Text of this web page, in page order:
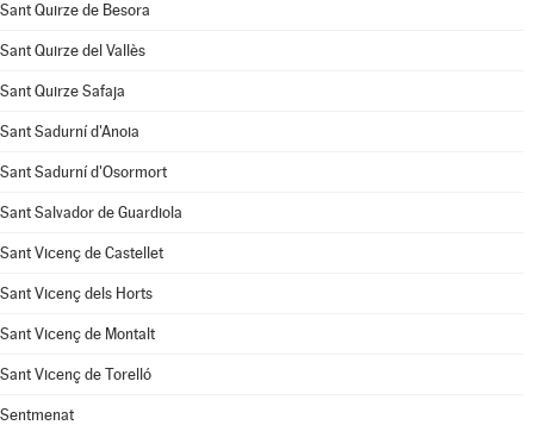
Sant Quirze de Besora
Sant Quirze del Vallès
Sant Quirze Safaja
Sant Sadurní d'Anoia
Sant Sadurní d'Osormort
Sant Salvador de Guardiola
Sant Vicenç de Castellet
Sant Vicenç dels Horts
Sant Vicenç de Montalt
Sant Vicenç de Torelló
Sentmenat